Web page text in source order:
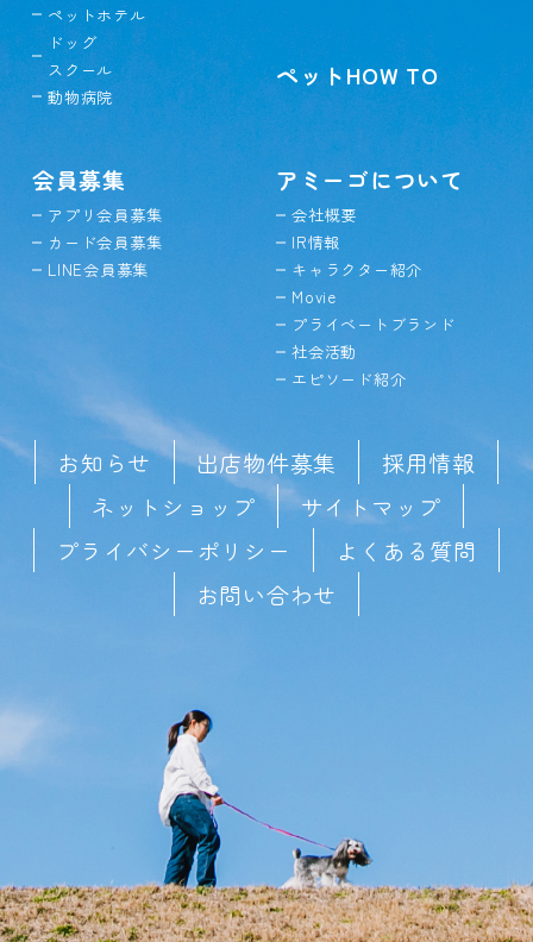
ペットホテル
ドッグ
スクール
動物病院
ペットHOW TO
会員募集
アプリ会員募集
カード会員募集
LINE会員募集
アミーゴについて
会社概要
IR情報
キャラクター紹介
Movie
プライベートブランド
社会活動
エピソード紹介
お知らせ 出店物件募集
採用情報
ネットショップ
サイトマップ
プライバシーポリシー
よくある質問
お問い合わせ